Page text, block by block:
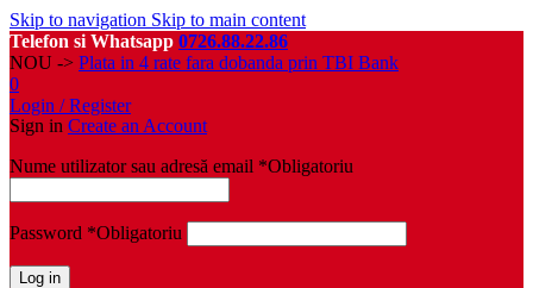
Skip to navigation Skip to main content
Telefon si Whatsapp 0726.88.22.86
NOU -> Plata in 4 rate fara dobanda prin TBI Bank
0
Login / Register
Sign in Create an Account
Nume utilizator sau adresă email *Obligatoriu
Password *Obligatoriu
Log in